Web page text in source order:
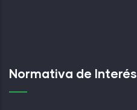
Normativa de Interés